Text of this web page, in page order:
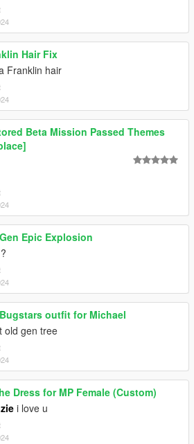
Hair Fix
Franklin hair
Beta Mission Passed Themes
Epic Explosion
outfit for Michael
old gen tree
Dress for MP Female (Custom)
i love u